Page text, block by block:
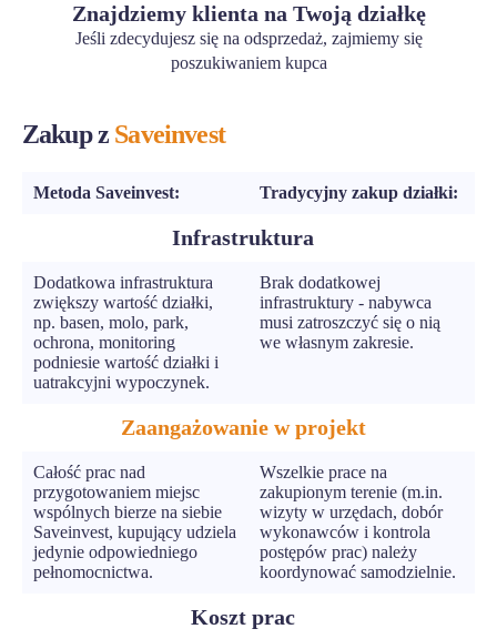
Znajdziemy klienta na Twoją działkę
Jeśli zdecydujesz się na odsprzedaż, zajmiemy się
poszukiwaniem kupca
Zakup z Saveinvest
Metoda Saveinvest: Tradycyjny zakup działki:
Infrastruktura
Dodatkowa infrastruktura
zwiększy wartość działki,
np. basen, molo, park,
ochrona, monitoring
podniesie wartość działki i
uatrakcyjni wypoczynek.
Brak dodatkowej
infrastruktury - nabywca
musi zatroszczyć się o nią
we własnym zakresie.
Zaangażowanie w projekt
Całość prac nad
przygotowaniem miejsc
wspólnych bierze na siebie
Saveinvest, kupujący udziela
jedynie odpowiedniego
pełnomocnictwa.
Wszelkie prace na
zakupionym terenie (m.in.
wizyty w urzędach, dobór
wykonawców i kontrola
postępów prac) należy
koordynować samodzielnie.
Koszt prac